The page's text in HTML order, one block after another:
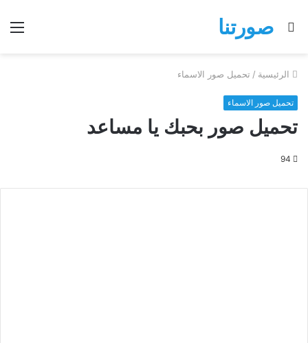
صورتنا
بحث
الرئيسية / تحميل صور الاسماء
تحميل صور الاسماء
تحميل صور بحبك يا مساعد
94